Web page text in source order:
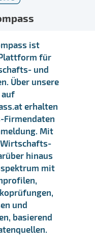
ist
für
und
Über unsere
auf
erhalten
Firmendaten
Mit
Wirtschafts-
hinaus
mit
und
basierend